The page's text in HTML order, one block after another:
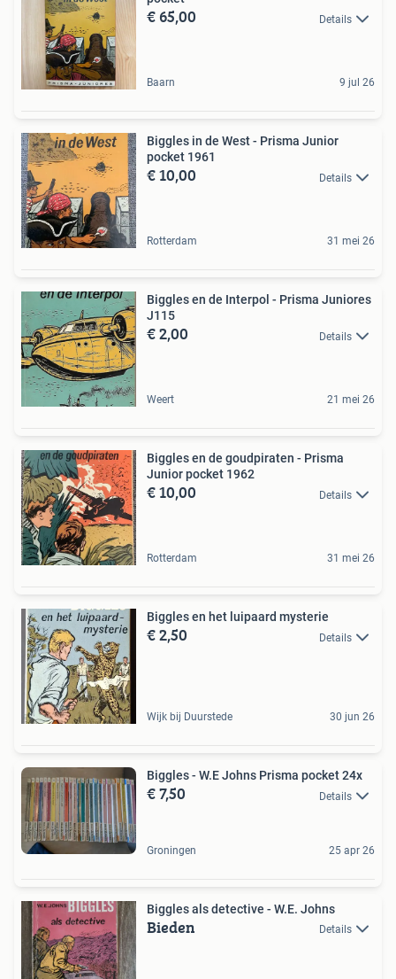
€ 65,00 Details
Baarn 9 jul 26
Biggles in de West - Prisma Junior
pocket 1961
€ 10,00 Details
Rotterdam 31 mei 26
Biggles en de Interpol - Prisma Juniores
J115
€ 2,00 Details
Weert 21 mei 26
Biggles en de goudpiraten - Prisma
Junior pocket 1962
€ 10,00 Details
Rotterdam 31 mei 26
Biggles en het luipaard mysterie
€ 2,50 Details
Wijk bij Duurstede 30 jun 26
Biggles - W.E Johns Prisma pocket 24x
€ 7,50 Details
Groningen 25 apr 26
Biggles als detective - W.E. Johns
Bieden Details